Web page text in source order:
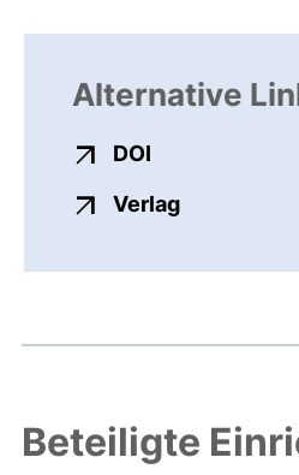
Alternative
DOI
Verlagexterner
Beteiligte